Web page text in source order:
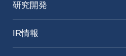
研究開発
IR情報